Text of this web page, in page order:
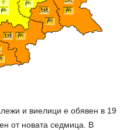
и виелици е обявен в 19
от новата седмица. В